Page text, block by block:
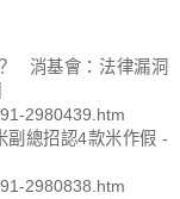
消基會：法律漏洞
2980439.htm
總招認4款米作假 -
2980838.htm